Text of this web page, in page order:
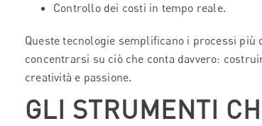
Controllo dei costi in tempo reale.
Queste tecnologie semplificano i processi
concentrarsi su ciò che conta davvero:
creatività e passione.
GLI STRUMENTI